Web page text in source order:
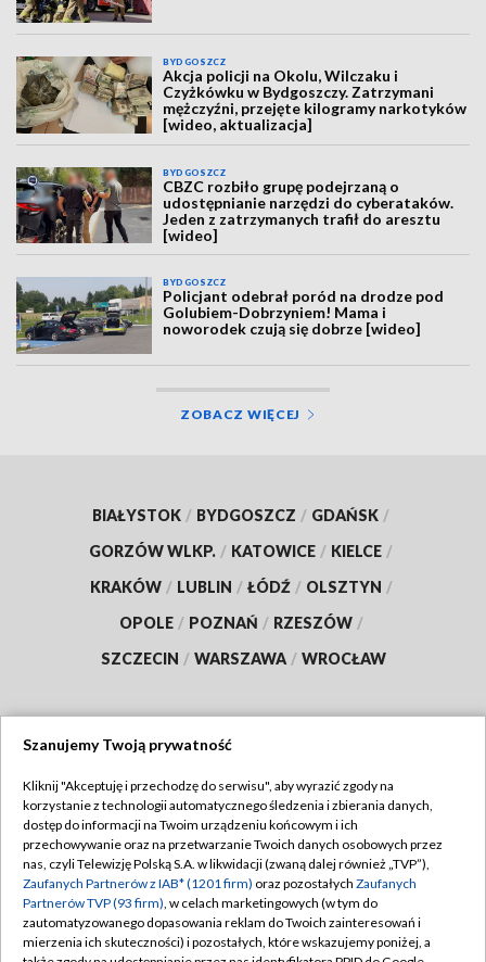
BYDGOSZCZ
Akcja policji na Okolu, Wilczaku i
Czyżkówku w Bydgoszczy. Zatrzymani
mężczyźni, przejęte kilogramy narkotyków
[wideo, aktualizacja]
BYDGOSZCZ
CBZC rozbiło grupę podejrzaną o
udostępnianie narzędzi do cyberataków.
Jeden z zatrzymanych trafił do aresztu
[wideo]
BYDGOSZCZ
Policjant odebrał poród na drodze pod
Golubiem-Dobrzyniem! Mama i
noworodek czują się dobrze [wideo]
ZOBACZ WIĘCEJ
BIAŁYSTOK / BYDGOSZCZ / GDAŃSK /
GORZÓW WLKP. / KATOWICE / KIELCE /
KRAKÓW / LUBLIN / ŁÓDŹ / OLSZTYN /
OPOLE / POZNAŃ / RZESZÓW /
SZCZECIN / WARSZAWA / WROCŁAW
TVP
Abonament TVP
Emisja w TVP
Centrum informacji TVP
Naziemna Telewizja Cyfrowa
Regulamin TVP
Polityka prywatności
Moje zgody
Pomoc
Szanujemy Twoją prywatność
Kliknij "Akceptuję i przechodzę do serwisu", aby wyrazić zgody na
korzystanie z technologii automatycznego śledzenia i zbierania danych,
dostęp do informacji na Twoim urządzeniu końcowym i ich
przechowywanie oraz na przetwarzanie Twoich danych osobowych przez
nas, czyli Telewizję Polską S.A. w likwidacji (zwaną dalej również „TVP”),
Zaufanych Partnerów z IAB* (1201 firm) oraz pozostałych Zaufanych
Partnerów TVP (93 firm), w celach marketingowych (w tym do
zautomatyzowanego dopasowania reklam do Twoich zainteresowań i
mierzenia ich skuteczności) i pozostałych, które wskazujemy poniżej, a